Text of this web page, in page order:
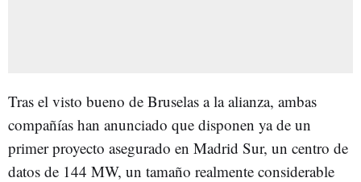
Tras el visto bueno de Bruselas a la alianza, ambas
compañías han anunciado que disponen ya de un
primer proyecto asegurado en Madrid Sur, un centro de
datos de 144 MW, un tamaño realmente considerable